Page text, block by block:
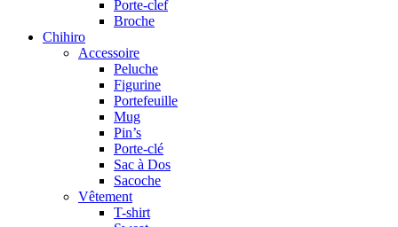
Porte-clef
Broche
Chihiro
Accessoire
Peluche
Figurine
Portefeuille
Mug
Pin’s
Porte-clé
Sac à Dos
Sacoche
Vêtement
T-shirt